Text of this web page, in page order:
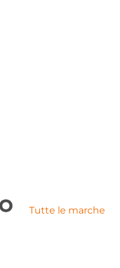
Tutte le marche